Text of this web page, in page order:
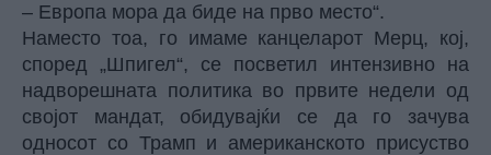
– Европа мора да биде на прво место“.
Наместо тоа, го имаме канцеларот Мерц, кој,
според „Шпигел“, се посветил интензивно на
надворешната политика во првите недели од
својот мандат, обидувајќи се да го зачува
односот со Трамп и американското присуство